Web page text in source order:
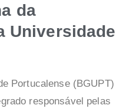
da
Universidade
Portucalense (BGUPT)
responsável pelas